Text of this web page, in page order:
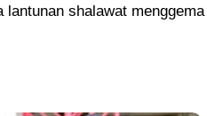
shalawat menggema